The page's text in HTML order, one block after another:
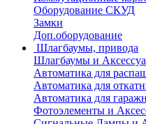
Оборудование СКУД
Замки
Доп.оборудование
Шлагбаумы, привода
Шлагбаумы и
Автоматика для
Автоматика для
Автоматика для
Фотоэлементы и